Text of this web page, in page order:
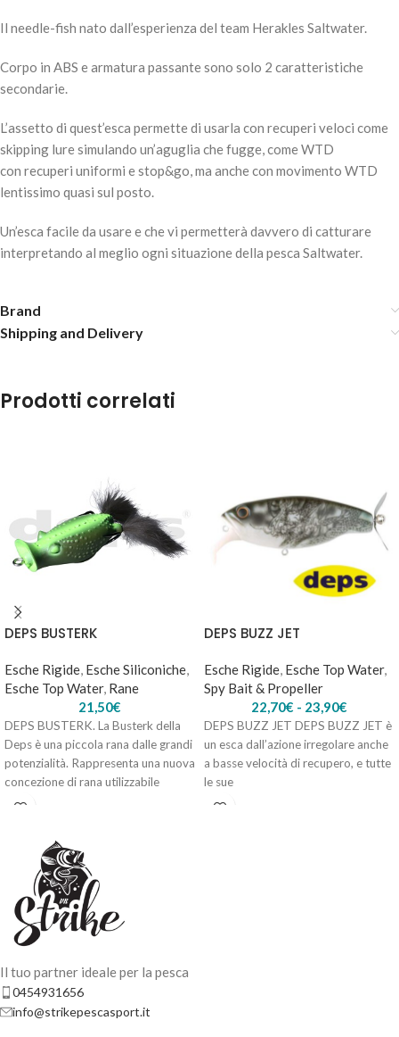
15,80
HERAKLES CRUN-ABS – Bandit 120mm
Il needle-fish nato dall’esperienza del team Herakles Saltwater.
Corpo in ABS e armatura passante sono solo 2 caratteristiche
secondarie.
L’assetto di quest’esca permette di usarla con recuperi veloci come
skipping lure simulando un’aguglia che fugge, come WTD
con recuperi uniformi e stop&go, ma anche con movimento WTD
lentissimo quasi sul posto.
Un’esca facile da usare e che vi permetterà davvero di catturare
interpretando al meglio ogni situazione della pesca Saltwater.
Brand
Shipping and Delivery
Prodotti correlati
DEPS BUSTERK
Esche Rigide, Esche Siliconiche,
Esche Top Water, Rane
21,50€
DEPS BUSTERK. La Busterk della
Deps è una piccola rana dalle grandi
potenzialità. Rappresenta una nuova
concezione di rana utilizzabile
DEPS BUZZ JET
Esche Rigide, Esche Top Water,
Spy Bait & Propeller
22,70€ - 23,90€
DEPS BUZZ JET DEPS BUZZ JET è
un esca dall’azione irregolare anche
a basse velocità di recupero, e tutte
le sue
Il tuo partner ideale per la pesca
0454931656
info@strikepescasport.it